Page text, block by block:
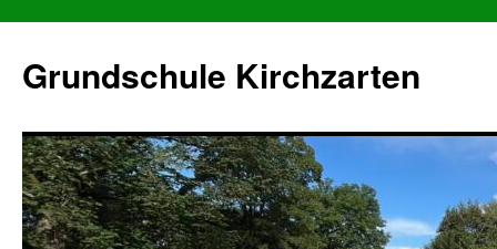
Grundschule Kirchzarten